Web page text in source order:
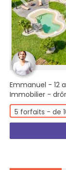
Emmanuel - 12
Immobilier -
5 forfaits - de